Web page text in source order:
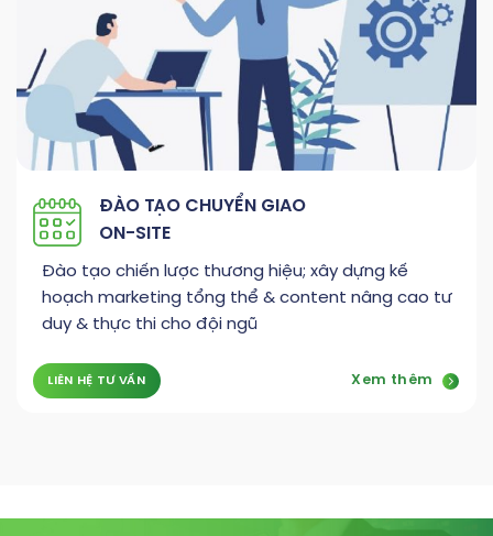
ĐÀO TẠO CHUYỂN GIAO
ON-SITE
Đào tạo chiến lược thương hiệu; xây dựng kế
hoạch marketing tổng thể & content nâng cao tư
duy & thực thi cho đội ngũ
LIÊN HỆ TƯ VẤN Xem thêm